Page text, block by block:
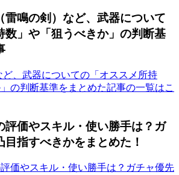
雷鳴の剣）など、武器について
数」や「狙うべきか」の判断基
、武器についての「オススメ所持
の判断基準をまとめた記事の一覧はこ
評価やスキル・使い勝手は？ガ
指すべきかをまとめた！